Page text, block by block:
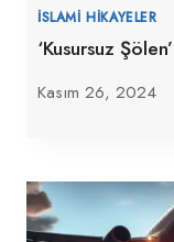
İSLAMI HIKAYELER
‘Kusursuz Şölen’
Kasım 26, 2024